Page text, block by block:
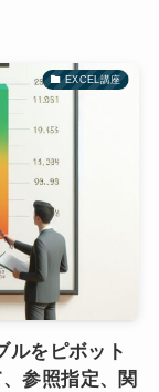
EXCEL講座
ルをピボット
参照指定、関